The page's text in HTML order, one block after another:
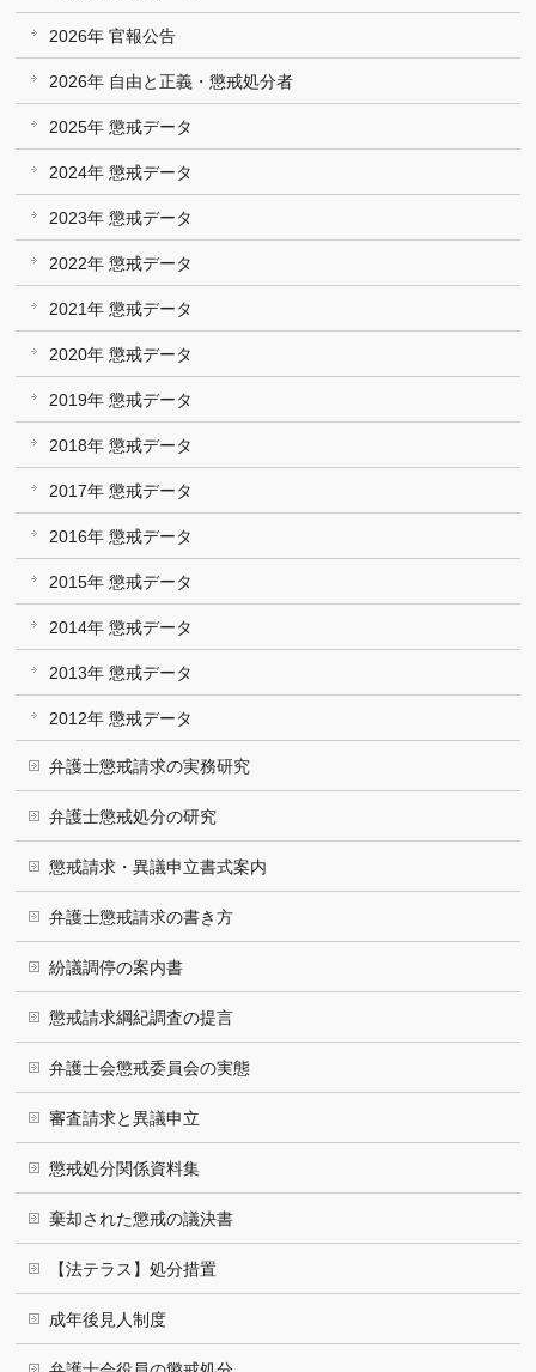
2026年 官報公告
2026年 自由と正義・懲戒処分者
2025年 懲戒データ
2024年 懲戒データ
2023年 懲戒データ
2022年 懲戒データ
2021年 懲戒データ
2020年 懲戒データ
2019年 懲戒データ
2018年 懲戒データ
2017年 懲戒データ
2016年 懲戒データ
2015年 懲戒データ
2014年 懲戒データ
2013年 懲戒データ
2012年 懲戒データ
弁護士懲戒請求の実務研究
弁護士懲戒処分の研究
懲戒請求・異議申立書式案内
弁護士懲戒請求の書き方
紛議調停の案内書
懲戒請求綱紀調査の提言
弁護士会懲戒委員会の実態
審査請求と異議申立
懲戒処分関係資料集
棄却された懲戒の議決書
【法テラス】処分措置
成年後見人制度